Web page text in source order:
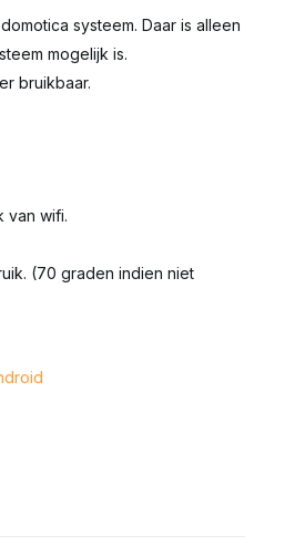
systeem. Daar is alleen
mogelijk is.
bruikbaar.
van wifi.
(70 graden indien niet